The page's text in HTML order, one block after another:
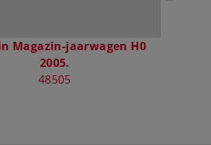
Magazin-jaarwagen H0
2005.
48505